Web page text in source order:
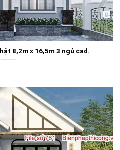
8,2m x 16,5m 3 ngủ cad.